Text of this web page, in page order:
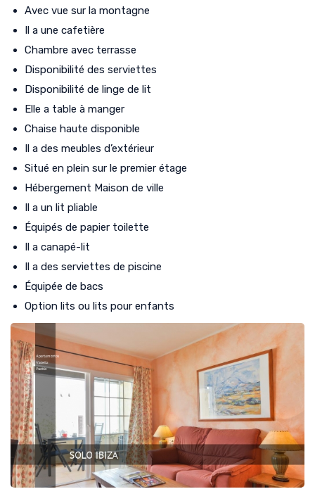
Avec vue sur la montagne
Il a une cafetière
Chambre avec terrasse
Disponibilité des serviettes
Disponibilité de linge de lit
Elle a table à manger
Chaise haute disponible
Il a des meubles d’extérieur
Situé en plein sur le premier étage
Hébergement Maison de ville
Il a un lit pliable
Équipés de papier toilette
Il a canapé-lit
Il a des serviettes de piscine
Équipée de bacs
Option lits ou lits pour enfants